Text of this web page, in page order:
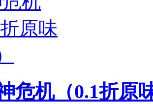
危机（0.1折原